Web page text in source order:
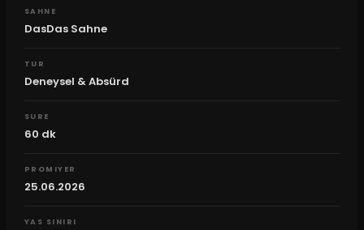
SAHNE
DasDas Sahne
TUR
Deneysel & Absürd
SURE
60 dk
PROMIYER
25.06.2026
YAS SINIRI